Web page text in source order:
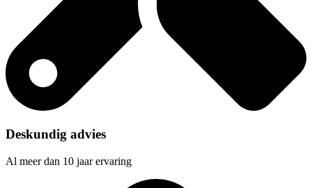
Deskundig advies
Al meer dan 10 jaar ervaring